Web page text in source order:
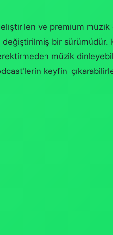
ve premium müzik
bir sürümüdür.
müzik
keyfini